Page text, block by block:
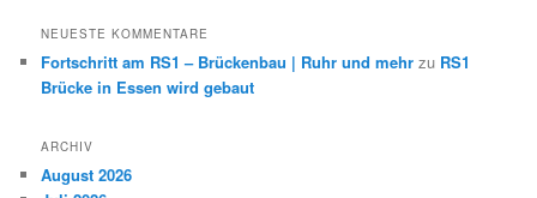
NEUESTE KOMMENTARE
Fortschritt am RS1 – Brückenbau | Ruhr und mehr zu RS1
Brücke in Essen wird gebaut
ARCHIV
August 2026